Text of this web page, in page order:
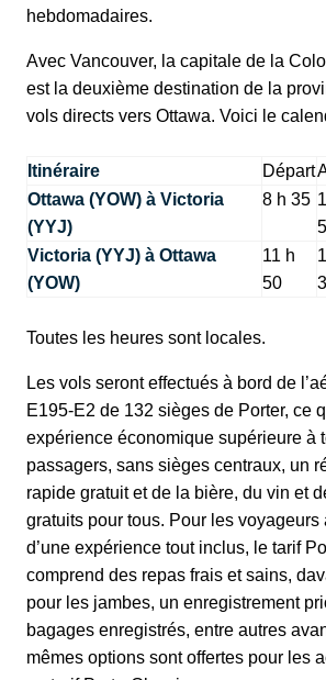
hebdomadaires.
Avec Vancouver, la capitale de la
est la deuxième destination de la
vols directs vers Ottawa. Voici le
Itinéraire Départ
Ottawa (YOW) à Victoria
(YYJ)
8 h 35
Victoria (YYJ) à Ottawa
(YOW)
11 h
50
Toutes les heures sont locales.
Les vols seront effectués à bord de
E195-E2 de 132 sièges de Porter, ce
expérience économique supérieure à
passagers, sans sièges centraux, un
rapide gratuit et de la bière, du vin et
gratuits pour tous. Pour les voyageurs
d’une expérience tout inclus, le tarif
comprend des repas frais et sains,
pour les jambes, un enregistrement
bagages enregistrés, entre autres
mêmes options sont offertes pour les